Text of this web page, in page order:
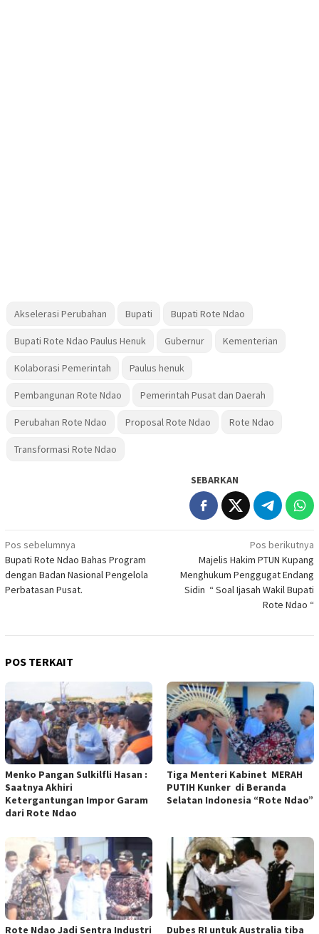
Akselerasi Perubahan Bupati Bupati Rote Ndao
Bupati Rote Ndao Paulus Henuk Gubernur Kementerian
Kolaborasi Pemerintah Paulus henuk
Pembangunan Rote Ndao Pemerintah Pusat dan Daerah
Perubahan Rote Ndao Proposal Rote Ndao Rote Ndao
Transformasi Rote Ndao
SEBARKAN
Navigasi
pos
Pos sebelumnya
Bupati Rote Ndao Bahas Program
dengan Badan Nasional Pengelola
Perbatasan Pusat.
Pos berikutnya
Majelis Hakim PTUN Kupang
Menghukum Penggugat Endang
Sidin “ Soal Ijasah Wakil Bupati
Rote Ndao “
POS TERKAIT
Menko Pangan Sulkilfli Hasan :
Saatnya Akhiri
Ketergantungan Impor Garam
dari Rote Ndao
Tiga Menteri Kabinet MERAH
PUTIH Kunker di Beranda
Selatan Indonesia “Rote Ndao”
Rote Ndao Jadi Sentra Industri Dubes RI untuk Australia tiba